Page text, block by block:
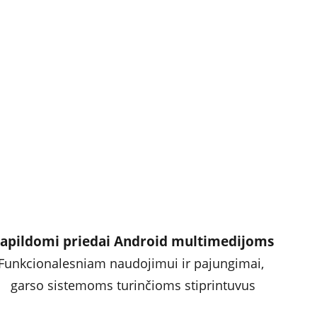
priedai Android multimedijoms
naudojimui ir pajungimai,
garso sistemoms turinčioms stiprintuvus